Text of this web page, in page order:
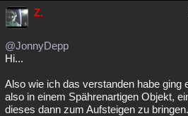
weitere Rubriken
Philosophie
Astronomie
Musik Clash Verbesserungen
Übersichten
Z.
@JonnyDepp
Hi...
Also wie ich das verstanden habe ging
also in einem Spährenartigen Objekt,
dieses dann zum Aufsteigen zu bringen.